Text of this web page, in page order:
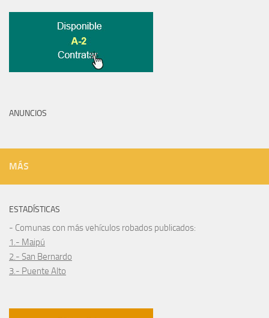
ANUNCIOS
MÁS
ESTADÍSTICAS
- Comunas con más vehículos robados publicados:
1.- Maipú
2.- San Bernardo
3.- Puente Alto